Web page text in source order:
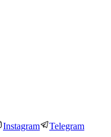
Instagram Telegram